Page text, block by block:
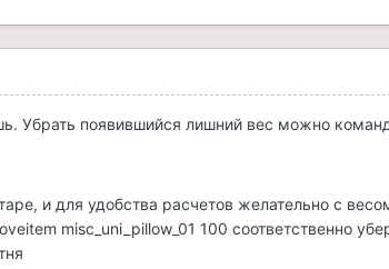
Убрать появившийся лишний вес можно
и для удобства расчетов желательно с
misc_uni_pillow_01 100 соответственно